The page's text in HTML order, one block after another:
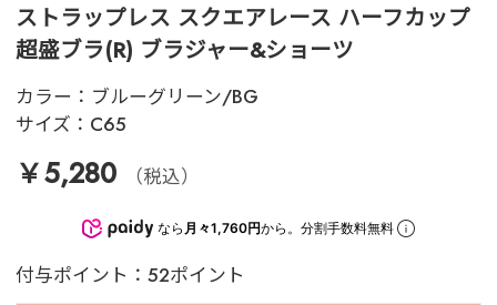
ストラップレス スクエアレース ハーフカップ
超盛ブラ(R) ブラジャー&ショーツ
カラー： ブルーグリーン/BG
サイズ： C65
￥5,280 （税込）
なら 月々1,760円から。分割手数料無料
付与ポイント：52ポイント